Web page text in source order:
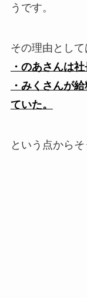
うです。
その理由とし
・のあさんは
・みくさんが
ていた。
という点から